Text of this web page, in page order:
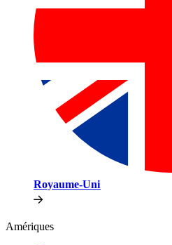
Royaume-Uni​​
Amériques​​